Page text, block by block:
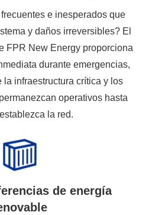
e inesperados que
y daños irreversibles? El
FPR New Energy proporciona
durante emergencias,
la infraestructura crítica y los
operativos hasta
la red.
de energía